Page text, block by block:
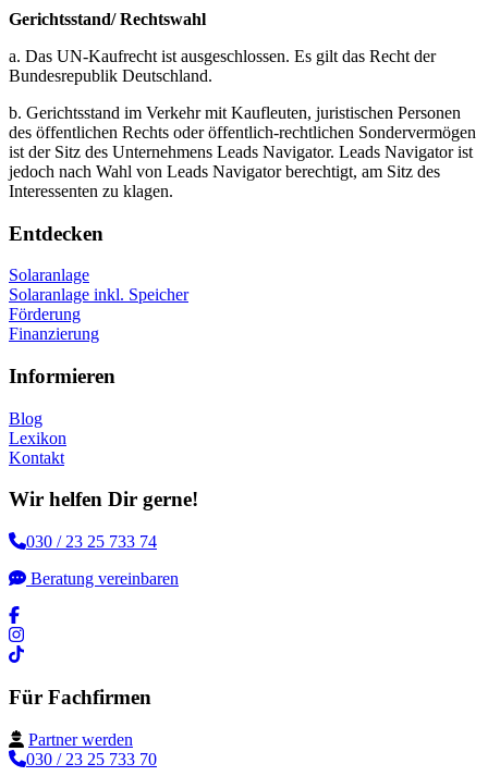
Gerichtsstand/ Rechtswahl
a. Das UN-Kaufrecht ist ausgeschlossen. Es gilt das Recht der
Bundesrepublik Deutschland.
b. Gerichtsstand im Verkehr mit Kaufleuten, juristischen Personen
des öffentlichen Rechts oder öffentlich-rechtlichen Sondervermögen
ist der Sitz des Unternehmens Leads Navigator. Leads Navigator ist
jedoch nach Wahl von Leads Navigator berechtigt, am Sitz des
Interessenten zu klagen.
Entdecken
Solaranlage
Solaranlage inkl. Speicher
Förderung
Finanzierung
Informieren
Blog
Lexikon
Kontakt
Wir helfen Dir gerne!
030 / 23 25 733 74
Beratung vereinbaren
Für Fachfirmen
Partner werden
030 / 23 25 733 70